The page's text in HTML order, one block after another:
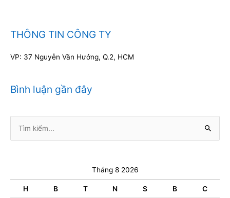
THÔNG TIN CÔNG TY
VP: 37 Nguyễn Văn Hưởng, Q.2, HCM
Bình luận gần đây
kiếm:
Tháng 8 2026
H B T N S B C